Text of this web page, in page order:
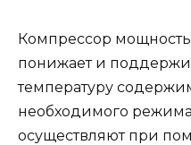
Компрессор
понижает и
температуру
необходимого
осуществляют при